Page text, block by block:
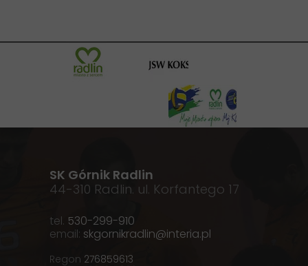
SK Górnik Radlin
44-310 Radlin. ul. Korfantego 17
tel. 530-299-910
email: skgornikradlin@interia.pl
Regon 276859613